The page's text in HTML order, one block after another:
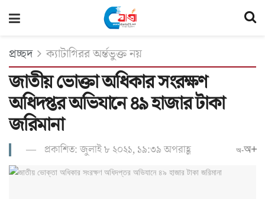
প্রচ্ছদ ক্যাটাগিরর অর্ন্তভুক্ত নয়
জাতীয় ভোক্তা অ‌ধিকার সংরক্ষণ
অ‌ধিদপ্তর অভিযানে ৪৯ হাজার টাকা
জরিমানা
প্রকাশিত: জুলাই ৮ ২০২১, ১৯:৩৯ অপরাহ্ণ অ-অ+